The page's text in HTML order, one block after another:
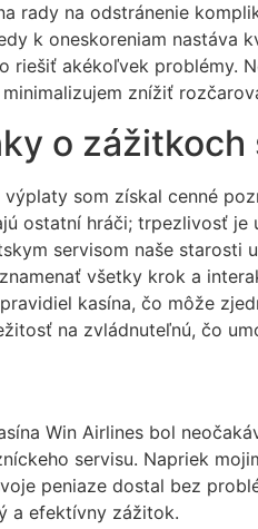
rady na odstránenie
k oneskoreniam nastáva
riešiť akékoľvek problémy.
znížiť
o zážitkoch
som získal cenné
ostatní hráči; trpezlivosť je
servisom naše
všetky krok a
kasína, čo môže
na zvládnuteľnú, čo
Win Airlines bol
servisu. Napriek
peniaze dostal bez
a efektívny zážitok.